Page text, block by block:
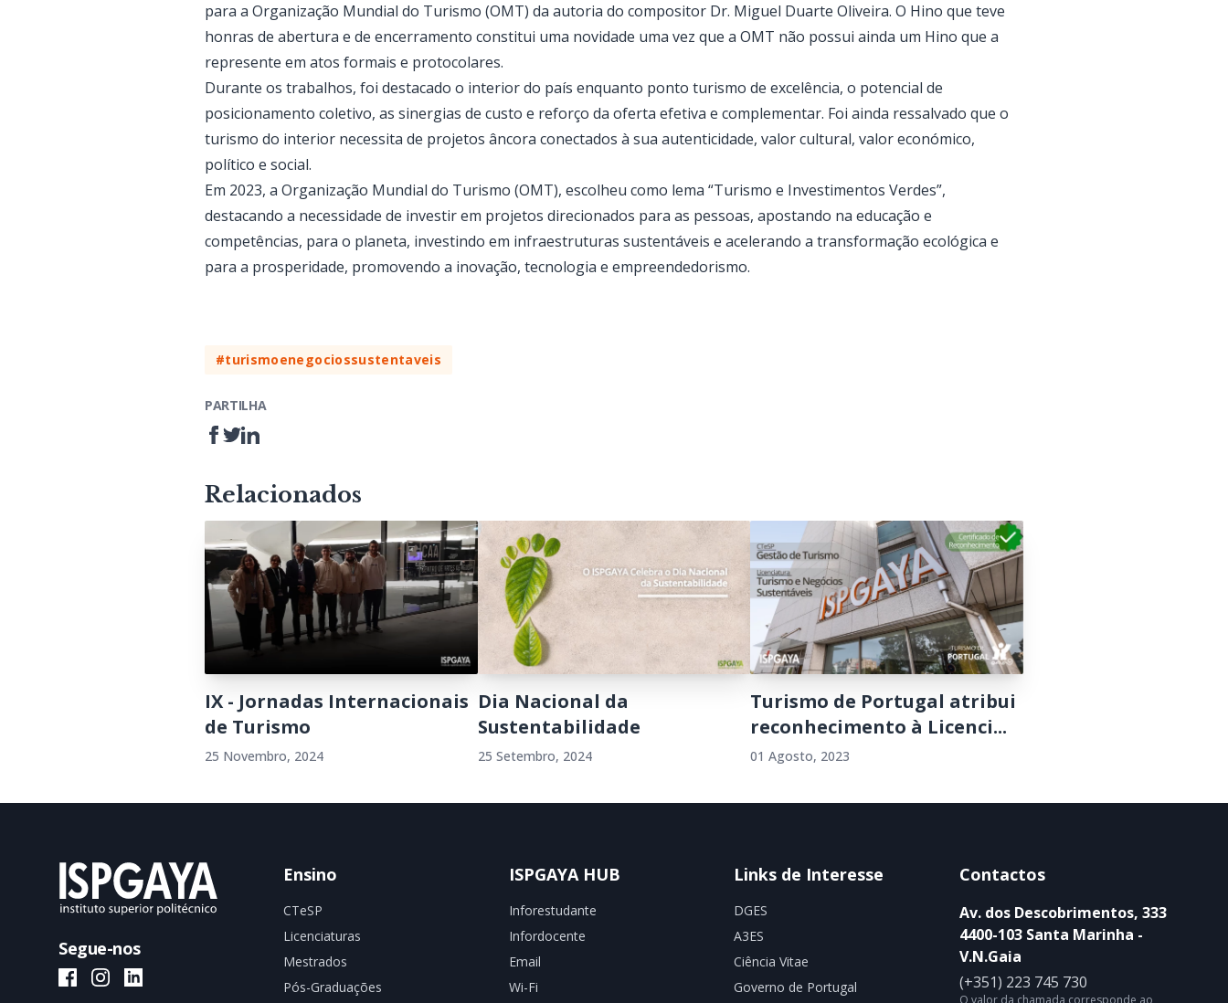
para a Organização Mundial do Turismo (OMT) da autoria do compositor Dr. Miguel Duarte Oliveira. O Hino que teve
honras de abertura e de encerramento constitui uma novidade uma vez que a OMT não possui ainda um Hino que a
represente em atos formais e protocolares.
Durante os trabalhos, foi destacado o interior do país enquanto ponto turismo de excelência, o potencial de
posicionamento coletivo, as sinergias de custo e reforço da oferta efetiva e complementar. Foi ainda ressalvado que o
turismo do interior necessita de projetos âncora conectados à sua autenticidade, valor cultural, valor económico,
político e social.
Em 2023, a Organização Mundial do Turismo (OMT), escolheu como lema “Turismo e Investimentos Verdes”,
destacando a necessidade de investir em projetos direcionados para as pessoas, apostando na educação e
competências, para o planeta, investindo em infraestruturas sustentáveis e acelerando a transformação ecológica e
para a prosperidade, promovendo a inovação, tecnologia e empreendedorismo.
#turismoenegociossustentaveis
PARTILHA
Relacionados
IX - Jornadas Internacionais
de Turismo
25 Novembro, 2024
Dia Nacional da
Sustentabilidade
25 Setembro, 2024
Turismo de Portugal atribui
reconhecimento à Licenci...
01 Agosto, 2023
Segue-nos
ISPGAYA Facebook
ISPGAYA Instagram
ISPGAYA LinkedIn
Ensino
CTeSP
Licenciaturas
Mestrados
Pós-Graduações
ISPGAYA HUB
Inforestudante
Infordocente
Email
Wi-Fi
Links de Interesse
DGES
A3ES
Ciência Vitae
Governo de Portugal
Contactos
Av. dos Descobrimentos, 333
4400-103 Santa Marinha -
V.N.Gaia
(+351) 223 745 730